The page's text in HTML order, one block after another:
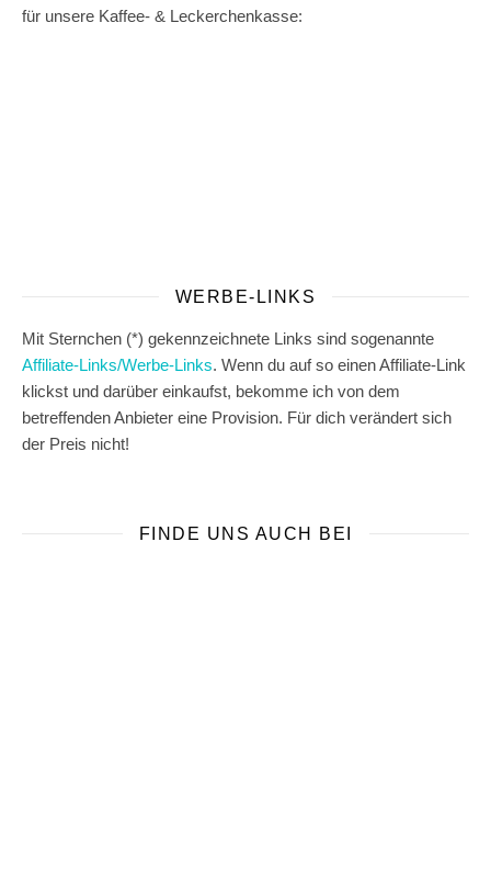
für unsere Kaffee- & Leckerchenkasse:
WERBE-LINKS
Mit Sternchen (*) gekennzeichnete Links sind sogenannte
Affiliate-Links/Werbe-Links. Wenn du auf so einen Affiliate-Link
klickst und darüber einkaufst, bekomme ich von dem
betreffenden Anbieter eine Provision. Für dich verändert sich
der Preis nicht!
FINDE UNS AUCH BEI